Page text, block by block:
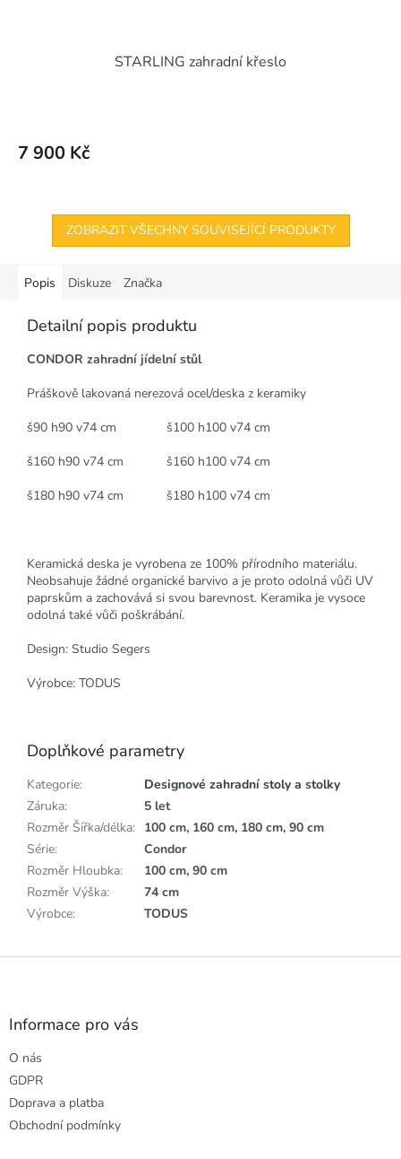
STARLING zahradní křeslo
7 900 Kč
ZOBRAZIT VŠECHNY SOUVISEJÍCÍ PRODUKTY
Popis Diskuze Značka
Detailní popis produktu
CONDOR zahradní jídelní stůl
Práškově lakovaná nerezová ocel/deska z keramiky
š90 h90 v74 cm š100 h100 v74 cm
š160 h90 v74 cm š160 h100 v74 cm
š180 h90 v74 cm š180 h100 v74 cm
Keramická deska je vyrobena ze 100% přírodního materiálu.
Neobsahuje žádné organické barvivo a je proto odolná vůči UV
paprskům a zachovává si svou barevnost. Keramika je vysoce
odolná také vůči poškrábání.
Design: Studio Segers
Výrobce: TODUS
Doplňkové parametry
Kategorie:
Designové zahradní stoly a stolky
Záruka:
5 let
Rozměr Šířka/délka: 100 cm, 160 cm, 180 cm, 90 cm
Série:
Condor
Rozměr Hloubka:
100 cm, 90 cm
Rozměr Výška:
74 cm
Výrobce: TODUS
Z
Informace pro vás
O nás
GDPR
Doprava a platba
Obchodní podmínky